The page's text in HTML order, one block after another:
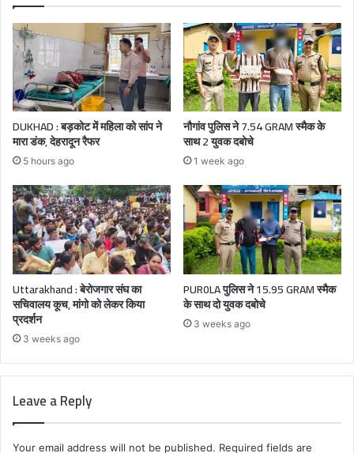
DUKHAD : बड़कोट में महिला को सांप ने
मारा डंक, देहरादून रैफर
5 hours ago
नौगांव पुलिस ने 7.54 GRAM स्मैक के
साथ 2 युवक दबोचे
1 week ago
Uttarakhand : बेरोजगार संघ का
सचिवालय कूच, मांगो को लेकर किया
प्रदर्शन
3 weeks ago
PUR0LA पुलिस ने 15.95 GRAM स्मैक
के साथ दो युवक दबोचे
3 weeks ago
Leave a Reply
Your email address will not be published. Required fields are